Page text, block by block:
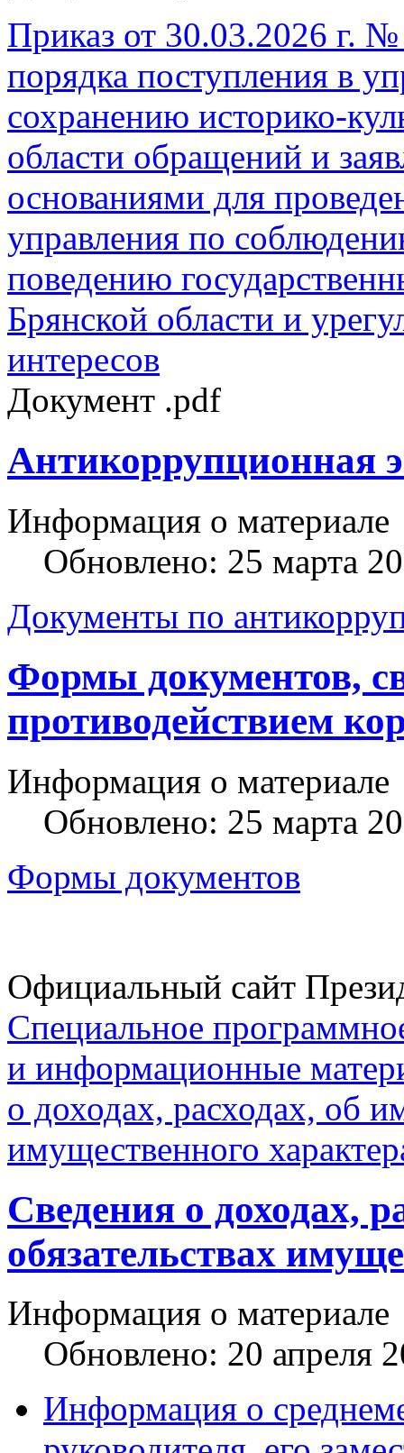
Приказ от 30.03.2026 г.
порядка поступления в
сохранению историко-
области обращений и
основаниями для
управления по
поведению
Брянской области и
интересов
Документ .pdf
Антикоррупционная
Информация о материале
Обновлено: 25 марта
Документы по
Формы документов,
противодействием
Информация о материале
Обновлено: 25 марта
Формы документов
Официальный сайт
Специальное
и информационные
о доходах, расходах, об
имущественного
Сведения о доходах,
обязательствах
Информация о материале
Обновлено: 20 апреля
Информация о